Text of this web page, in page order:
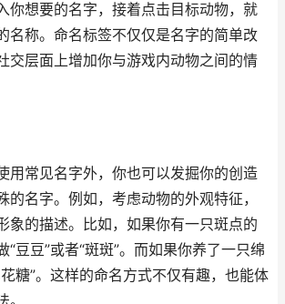
你想要的名字，接着点击目标动物，就
名称。命名标签不仅仅是名字的简单改
交层面上增加你与游戏内动物之间的情
用常见名字外，你也可以发掘你的创造
的名字。例如，考虑动物的外观特征，
象的描述。比如，如果你有一只斑点的
“豆豆”或者“斑斑”。而如果你养了一只绵
糖”。这样的命名方式不仅有趣，也能体